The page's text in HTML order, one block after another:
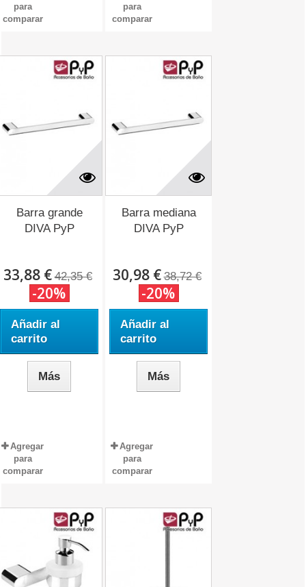
para
comparar
para
comparar
Barra grande
DIVA PyP
33,88 € 42,35 €
-20%
Añadir al
carrito
Más
Agregar
para
comparar
Barra mediana
DIVA PyP
30,98 € 38,72 €
-20%
Añadir al
carrito
Más
Agregar
para
comparar